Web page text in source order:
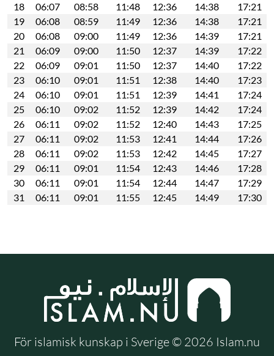
18
06:07 08:58 11:48 12:36 14:38
17:21
19
06:08 08:59 11:49 12:36 14:38
17:21
20
06:08 09:00 11:49 12:36 14:39
17:21
21
06:09 09:00 11:50 12:37 14:39
17:22
22
06:09 09:01 11:50 12:37 14:40
17:22
23
06:10 09:01 11:51 12:38 14:40
17:23
24
06:10 09:01 11:51 12:39 14:41
17:24
25
06:10 09:02 11:52 12:39 14:42
17:24
26
06:11 09:02 11:52 12:40 14:43
17:25
27
06:11 09:02 11:53 12:41 14:44
17:26
28
06:11 09:02 11:53 12:42 14:45
17:27
29
06:11 09:01 11:54 12:43 14:46
17:28
30
06:11 09:01 11:54 12:44 14:47
17:29
31
06:11 09:01 11:55 12:45 14:49 17:30
För islamisk kunskap i Sverige © 2026 Islam.nu